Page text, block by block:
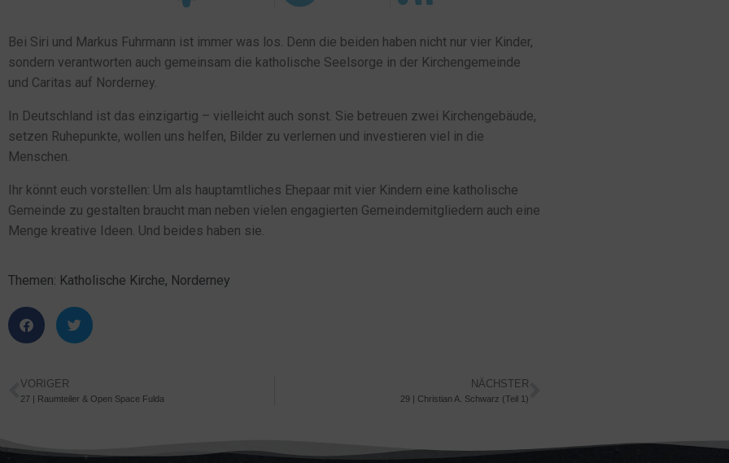
Bei Siri und Markus Fuhrmann ist immer was los. Denn die beiden haben nicht nur vier Kinder,
sondern verantworten auch gemeinsam die katholische Seelsorge in der Kirchengemeinde
und Caritas auf Norderney.
In Deutschland ist das einzigartig – vielleicht auch sonst. Sie betreuen zwei Kirchengebäude,
setzen Ruhepunkte, wollen uns helfen, Bilder zu verlernen und investieren viel in die
Menschen.
Ihr könnt euch vorstellen: Um als hauptamtliches Ehepaar mit vier Kindern eine katholische
Gemeinde zu gestalten braucht man neben vielen engagierten Gemeindemitgliedern auch eine
Menge kreative Ideen. Und beides haben sie.
Themen: Katholische Kirche, Norderney
VORIGER
27 | Raumteiler & Open Space Fulda
NÄCHSTER
29 | Christian A. Schwarz (Teil 1)